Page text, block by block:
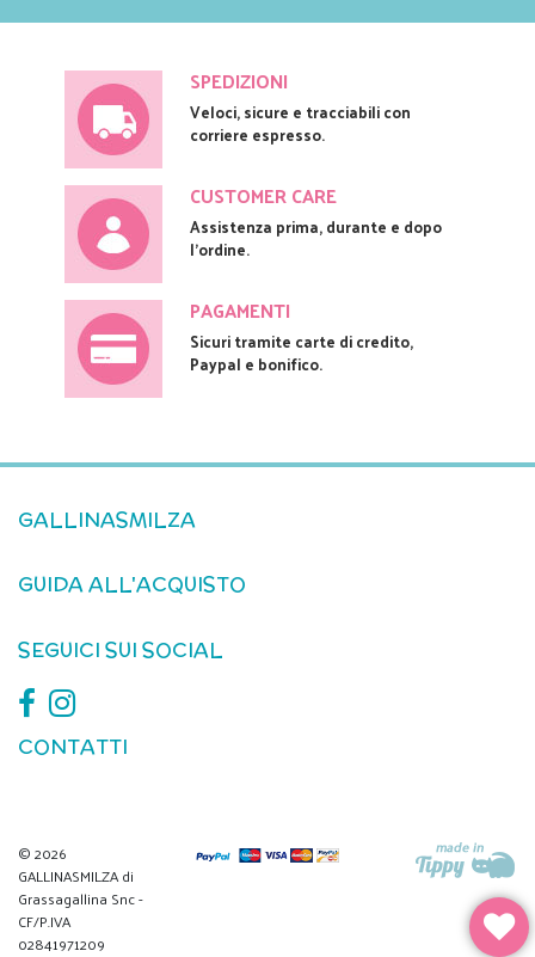
SPEDIZIONI
Veloci, sicure e tracciabili con
corriere espresso.
CUSTOMER CARE
Assistenza prima, durante e dopo
l'ordine.
PAGAMENTI
Sicuri tramite carte di credito,
Paypal e bonifico.
GALLINASMILZA
GUIDA ALL'ACQUISTO
SEGUICI SUI SOCIAL
CONTATTI
© 2026
GALLINASMILZA di
Grassagallina Snc -
CF/P.IVA
02841971209